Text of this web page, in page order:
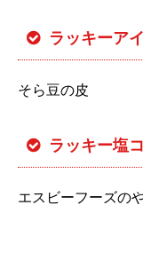
ラッキーア
そら豆の皮
ラッキー塩
エスビーフーズの